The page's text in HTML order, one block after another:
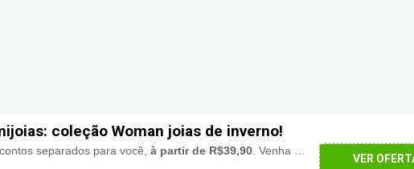
coleção Woman joias de inverno!
separados para você, à partir de R$39,90 . Venha conferir!
VER